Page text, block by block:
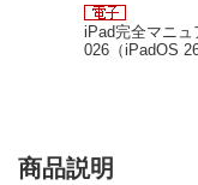
iPad完全マニュ
026（iPadOS 26
商品説明